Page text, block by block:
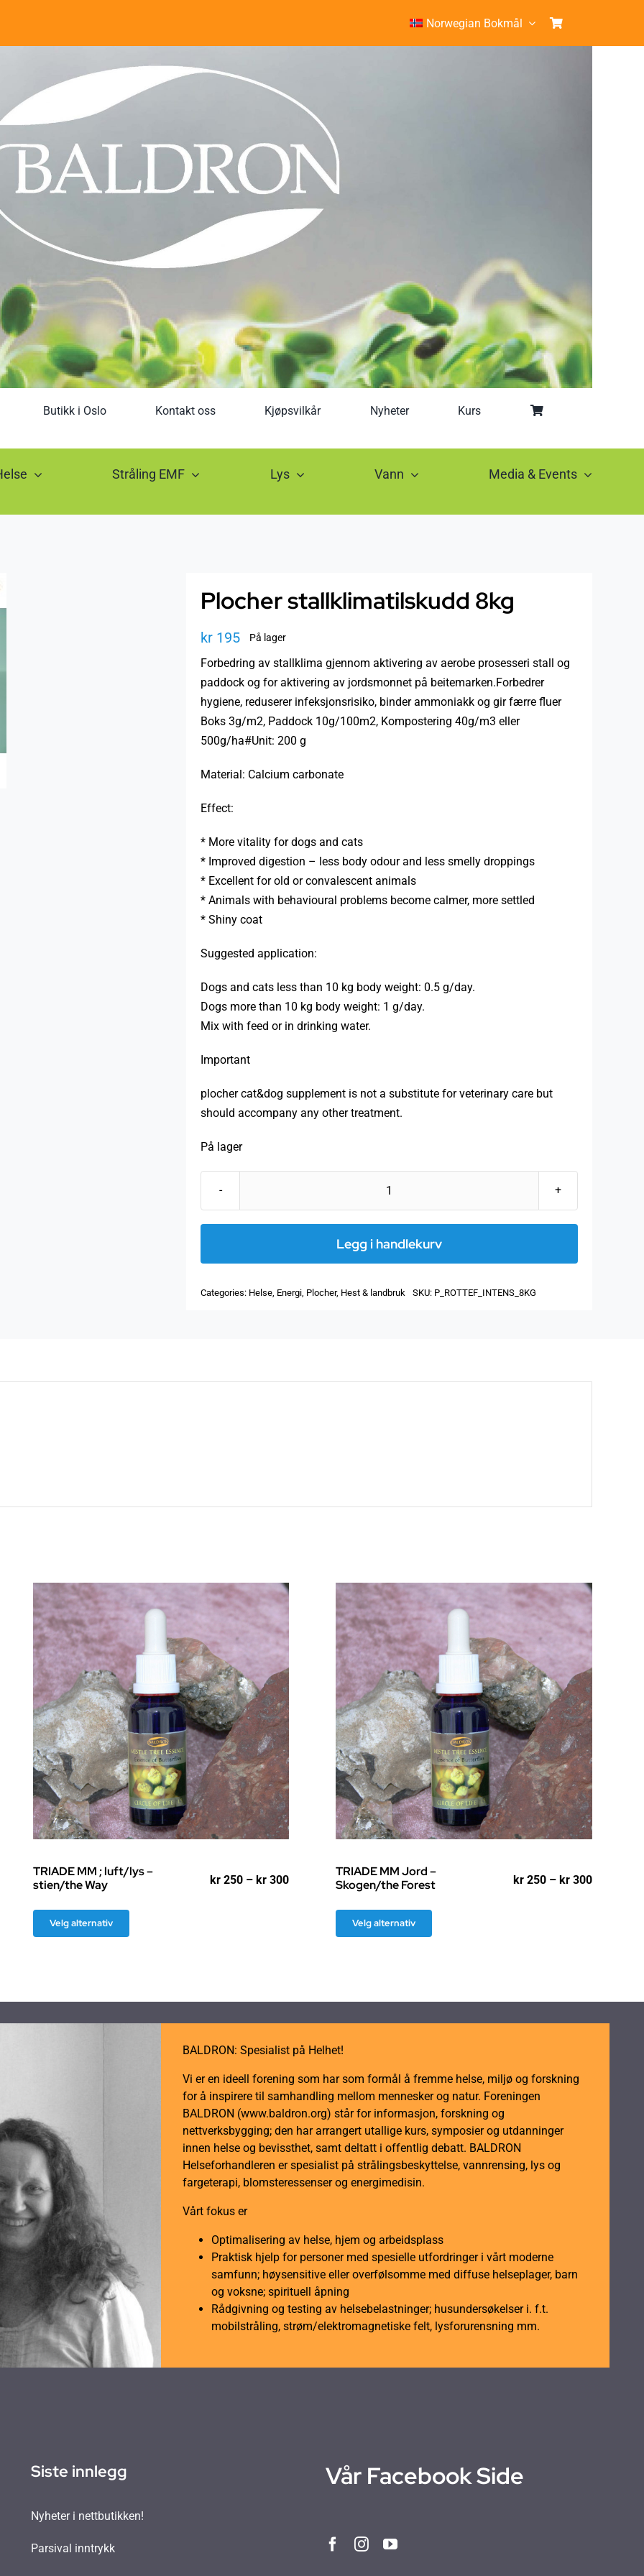
Norwegian Bokmål
Butikk i Oslo Kontakt oss Kjøpsvilkår Nyheter Kurs
Stråling EMF Lys Vann Media & Events
Plocher stallklimatilskudd 8kg
kr 195 På lager
Forbedring av stallklima gjennom aktivering av aerobe prosesseri stall og
paddock og for aktivering av jordsmonnet på beitemarken.Forbedrer
hygiene, reduserer infeksjonsrisiko, binder ammoniakk og gir færre fluer
Boks 3g/m2, Paddock 10g/100m2, Kompostering 40g/m3 eller
500g/ha#Unit: 200 g
Material: Calcium carbonate
Effect:
* More vitality for dogs and cats
* Improved digestion – less body odour and less smelly droppings
* Excellent for old or convalescent animals
* Animals with behavioural problems become calmer, more settled
* Shiny coat
Suggested application:
Dogs and cats less than 10 kg body weight: 0.5 g/day.
Dogs more than 10 kg body weight: 1 g/day.
Mix with feed or in drinking water.
Important
plocher cat&dog supplement is not a substitute for veterinary care but
should accompany any other treatment.
På lager
Plocher
8kg
Legg i handlekurv
Categories: Helse Energi Plocher, Hest & landbruk SKU: P_ROTTEF_INTENS_8KG
TRIADE MM ; luft/lys –
stien/the Way
kr 250 – kr 300Prisområde:
Velg alternativ
produktet
produktsiden
TRIADE MM Jord –
Skogen/the Forest
kr 250 – kr 300
Velg alternativ
produktet
på
produktsiden
BALDRON: Spesialist på Helhet!
Vi er en ideell forening som har som formål å fremme helse, miljø og forskning
for å inspirere til samhandling mellom mennesker og natur. Foreningen
BALDRON (www.baldron.org) står for informasjon, forskning og
nettverksbygging; den har arrangert utallige kurs, symposier og utdanninger
innen helse og bevissthet, samt deltatt i offentlig debatt. BALDRON
Helseforhandleren er spesialist på strålingsbeskyttelse, vannrensing, lys og
fargeterapi, blomsteressenser og energimedisin.
Vårt fokus er
Optimalisering av helse, hjem og arbeidsplass
Praktisk hjelp for personer med spesielle utfordringer i vårt moderne
samfunn; høysensitive eller overfølsomme med diffuse helseplager, barn
og voksne; spirituell åpning
Rådgivning og testing av helsebelastninger; husundersøkelser i. f.t.
mobilstråling, strøm/elektromagnetiske felt, lysforurensning mm.
Siste innlegg
Nyheter i nettbutikken!
Parsival inntrykk
Vår Facebook Side